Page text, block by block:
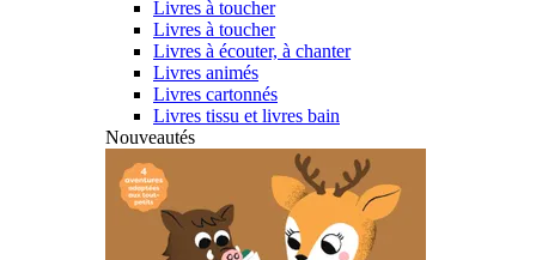
Livres à toucher
Livres à toucher
Livres à écouter, à chanter
Livres animés
Livres cartonnés
Livres tissu et livres bain
Nouveautés